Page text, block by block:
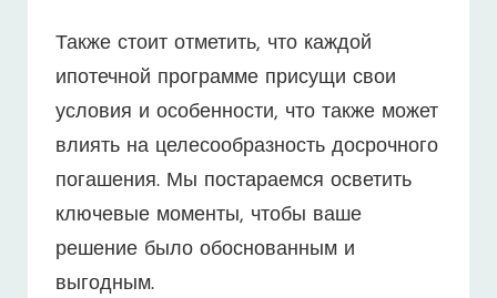
Также стоит отметить, что каждой
ипотечной программе присущи свои
условия и особенности, что также может
влиять на целесообразность досрочного
погашения. Мы постараемся осветить
ключевые моменты, чтобы ваше
решение было обоснованным и
выгодным.